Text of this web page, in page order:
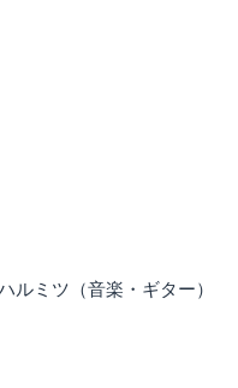
ルミツ（音楽・ギター）